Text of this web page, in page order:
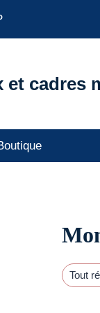
et cadres
Tout